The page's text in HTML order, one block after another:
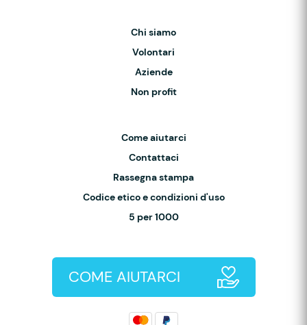
Chi siamo
Volontari
Aziende
Non profit
Come aiutarci
Contattaci
Rassegna stampa
Codice etico e condizioni d'uso
5 per 1000
COME AIUTARCI